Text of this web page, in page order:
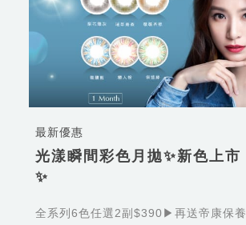
最新優惠
光漾瞬間彩色月拋✨新色上市
✨
全系列6色任選2副$390▶再送帝康保養